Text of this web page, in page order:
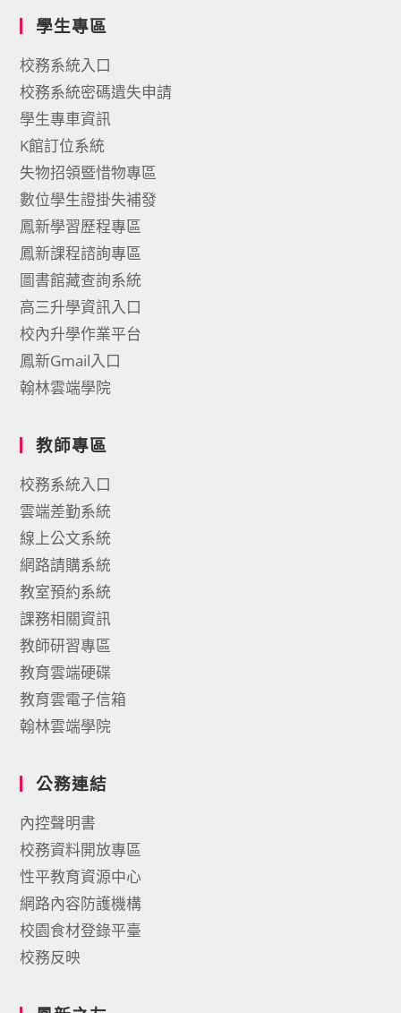
學生專區
校務系統入口
校務系統密碼遺失申請
學生專車資訊
K館訂位系統
失物招領暨惜物專區
數位學生證掛失補發
鳳新學習歷程專區
鳳新課程諮詢專區
圖書館藏查詢系統
高三升學資訊入口
校內升學作業平台
鳳新Gmail入口
翰林雲端學院
教師專區
校務系統入口
雲端差勤系統
線上公文系統
網路請購系統
教室預約系統
課務相關資訊
教師研習專區
教育雲端硬碟
教育雲電子信箱
翰林雲端學院
公務連結
內控聲明書
校務資料開放專區
性平教育資源中心
網路內容防護機構
校園食材登錄平臺
校務反映